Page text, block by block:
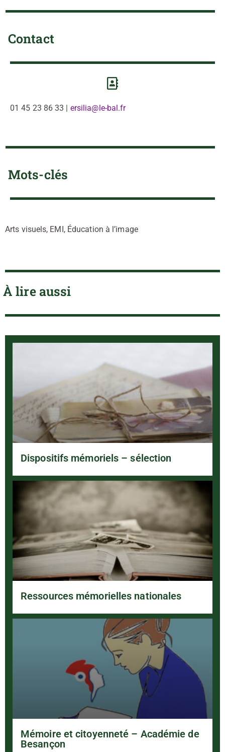
Contact
01 45 23 86 33 | ersilia@le-bal.fr
Mots-clés
Arts visuels, EMI, Éducation à l’image
À lire aussi
Dispositifs mémoriels – sélection
Ressources mémorielles nationales
Mémoire et citoyenneté – Académie de
Besançon